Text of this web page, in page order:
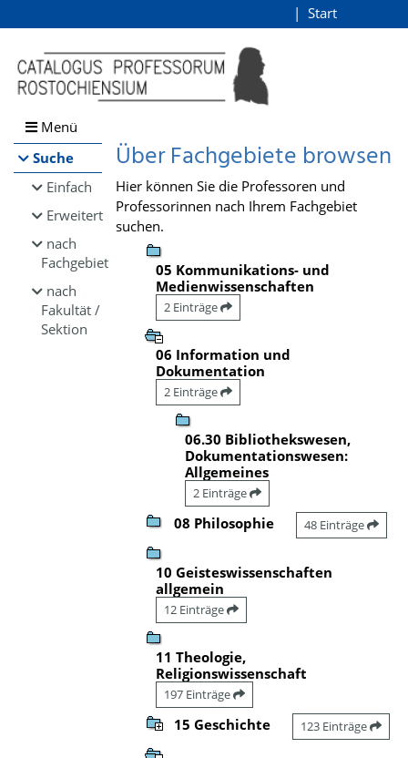
Browsen
direkt zum Inhalt
Start
Menü
Suche
Einfach
Erweitert
nach
Fachgebiet
nach
Fakultät /
Sektion
Über Fachgebiete browsen
Hier können Sie die Professoren und
Professorinnen nach Ihrem Fachgebiet
suchen.
05 Kommunikations- und
Medienwissenschaften
2 Einträge
06 Information und
Dokumentation
2 Einträge
06.30 Bibliothekswesen,
Dokumentationswesen:
Allgemeines
2 Einträge
08 Philosophie 48 Einträge
10 Geisteswissenschaften
allgemein
12 Einträge
11 Theologie,
Religionswissenschaft
197 Einträge
15 Geschichte 123 Einträge